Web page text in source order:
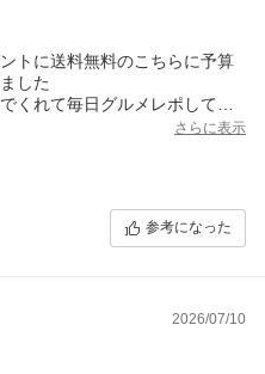
トに送料無料のこちらに予算
した
くれて毎日グルメレポしてく
アイスもバラエティーに富ん
！宇治抹茶アイスが最高だっ
へのプレゼントにはお勧めで
さらに表示
参考になった
2026/07/10